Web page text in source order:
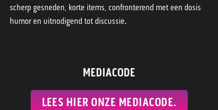
scherp gesneden, korte items, confronterend met een dosis
humor en uitnodigend tot discussie.
MEDIACODE
LEES HIER ONZE MEDIACODE.